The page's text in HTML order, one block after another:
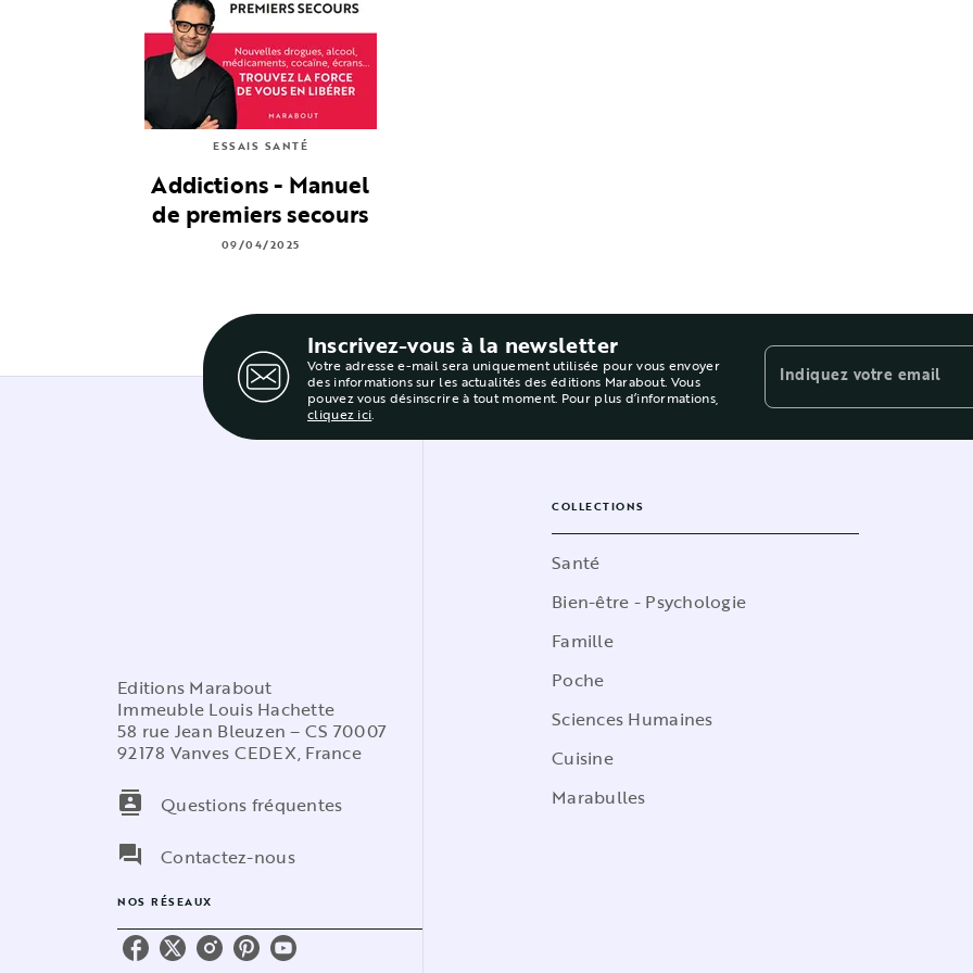
ESSAIS SANTÉ
Addictions - Manuel
de premiers secours
09/04/2025
Inscrivez-vous à la newsletter
Votre adresse e-mail sera uniquement utilisée pour vous envoyer
des informations sur les actualités des éditions Marabout. Vous
pouvez vous désinscrire à tout moment. Pour plus d’informations,
cliquez ici.
Indiquez votre email
Editions Marabout
Immeuble Louis Hachette
58 rue Jean Bleuzen – CS 70007
92178 Vanves CEDEX, France
contacts
Questions fréquentes
question_answer
Contactez-nous
NOS RÉSEAUX
COLLECTIONS
Santé
Bien-être - Psychologie
Famille
Poche
Sciences Humaines
Cuisine
Marabulles